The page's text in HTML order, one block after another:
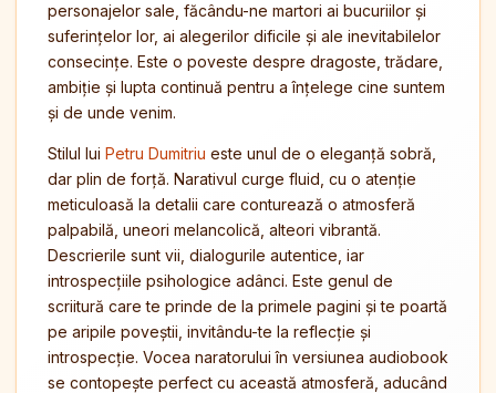
personajelor sale, făcându-ne martori ai bucuriilor și
suferințelor lor, ai alegerilor dificile și ale inevitabilelor
consecințe. Este o poveste despre dragoste, trădare,
ambiție și lupta continuă pentru a înțelege cine suntem
și de unde venim.
Stilul lui Petru Dumitriu este unul de o eleganță sobră,
dar plin de forță. Narativul curge fluid, cu o atenție
meticuloasă la detalii care conturează o atmosferă
palpabilă, uneori melancolică, alteori vibrantă.
Descrierile sunt vii, dialogurile autentice, iar
introspecțiile psihologice adânci. Este genul de
scriitură care te prinde de la primele pagini și te poartă
pe aripile poveștii, invitându-te la reflecție și
introspecție. Vocea naratorului în versiunea audiobook
se contopește perfect cu această atmosferă, aducând